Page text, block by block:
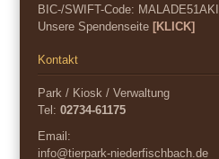
BIC-/SWIFT-Code: MALADE51AKI
Unsere Spendenseite[KLICK]
Kontakt
Park / Kiosk / Verwaltung
Tel:02734-61175
Email:
info@tierpark-niederfischbach.de